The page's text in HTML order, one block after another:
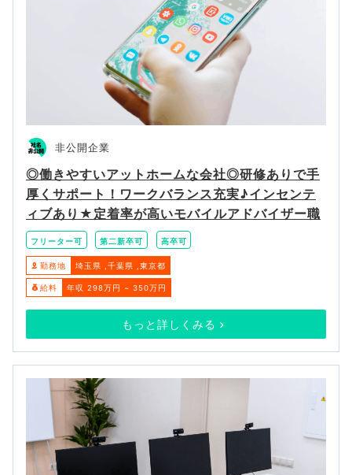
非公開企業
◎働きやすいアットホームな会社◎研修ありで手
厚くサポート！ワークバランス充実♪インセンテ
ィブあり★定着率が高いモバイルアドバイザー職
フリーター可 第二新卒可 高卒可
勤務地 埼玉県 千葉県 東京都
給料 年収 298万円 ~ 350万円
もっと詳しくみる